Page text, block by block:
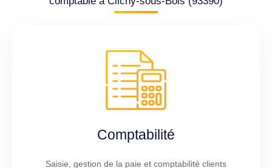
Comptabilité
Saisie, gestion de la paie et comptabilité clients